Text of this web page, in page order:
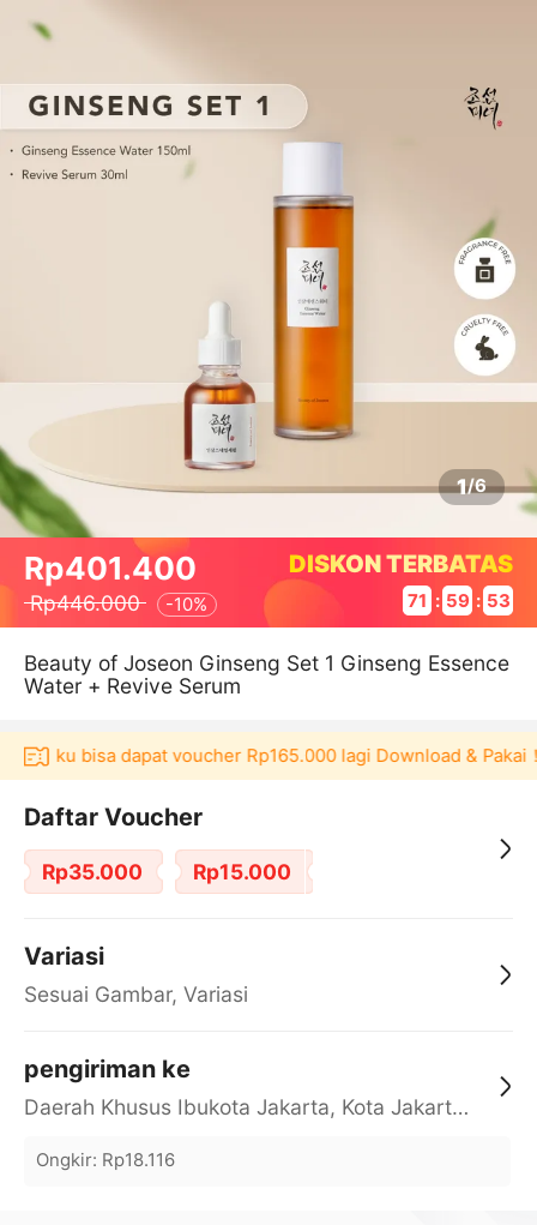
1/6
Rp401.400
Rp446.000 -10%
DISKON TERBATAS
71 : 59 : 53
Beauty of Joseon Ginseng Set 1 Ginseng Essence
Water + Revive Serum
bisa dapat voucher Rp165.000 lagi Download & Pakai！
Daftar Voucher
Rp35.000 Rp15.000
Variasi
Sesuai Gambar, Variasi
pengiriman ke
Daerah Khusus Ibukota Jakarta, Kota Jakarta Barat, Cengkareng, yy
Ongkir: Rp18.116